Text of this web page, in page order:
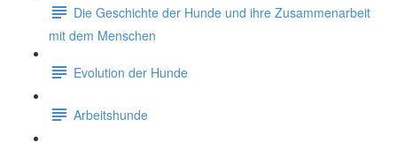
Die Geschichte der Hunde und ihre Zusammenarbeit
mit dem Menschen
Evolution der Hunde
Arbeitshunde